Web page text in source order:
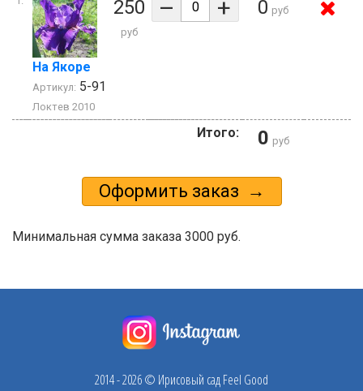
На Якоре
Артикул: 5-91
Локтев 2010
250
руб
– + 0 руб
Итого: 0 руб
Минимальная сумма заказа 3000 руб.
2014 - 2026 © Ирисовый сад Feel Good